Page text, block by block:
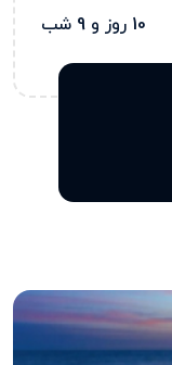
10 روز و 9 شب